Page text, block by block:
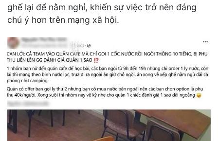
ghế lại để nằm nghỉ, khiến sự việc trở nên đáng
chú ý hơn trên mạng xã hội.